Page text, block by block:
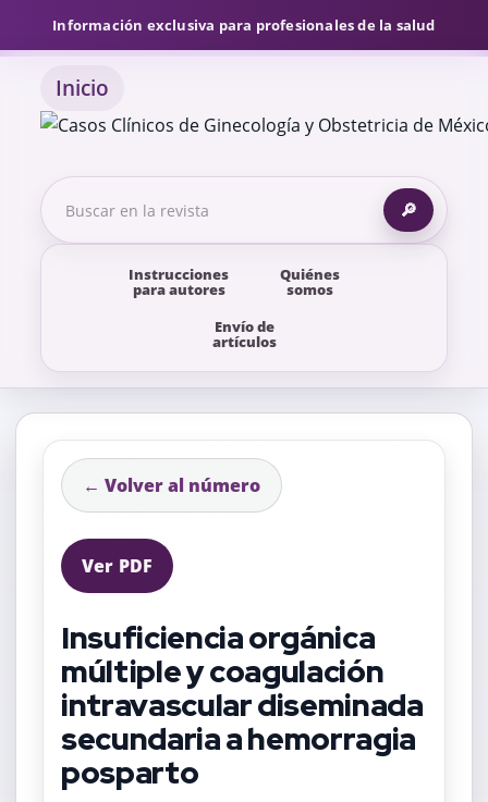
Información exclusiva para profesionales de la salud
Inicio
Instrucciones
para autores
Quiénes
somos
Envío de
artículos
🔎
← Volver al número
Ver PDF
Insuficiencia orgánica
múltiple y coagulación
intravascular diseminada
secundaria a hemorragia
posparto